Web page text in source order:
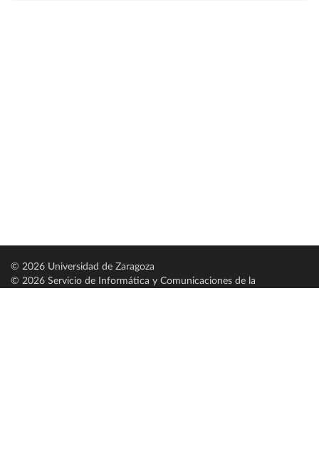
© 2026 Universidad de Zaragoza
© 2026 Servicio de Informática y Comunicaciones de la